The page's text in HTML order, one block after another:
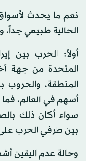
نعم ما يحدث
الحالية طبيعي جداً،
أولاً: الحرب بين
المتحدة من جهة
المنطقة،
أسهم في العالم،
سواء أكان ذلك
بين طرفي الحرب
وحالة عدم اليقين